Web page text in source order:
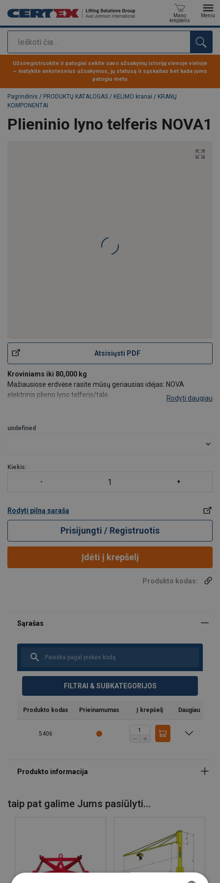
Paieška
Mano
krepšelis
Meniu
Produktas buvo pridėtas prie jūsų užklausos
Užsiregistruokite ir patogiai sekite savo užsakymų istoriją vienoje vietoje
– matykite ankstesnius užsakymus, jų statusą ir sąskaitas bet kada jums
patogiu metu
Pagrindinis / PRODUKTŲ KATALOGAS / KĖLIMO kranai / KRANŲ
KOMPONENTAI
Plieninio lyno telferis NOVA1
Atsisiųsti PDF
Kroviniams iki 80,000 kg
Mažiausiose erdvėse rasite mūsų geriausias idėjas: NOVA
elektrinis plieno lyno telferis/talė.
Kompaktiškas dizainas ir optimalūs požiūris į išmatavimus.
Rodyti daugiau
undefined
Kiekis:
Rodyti pilną sąrašą
Prisijungti / Registruotis
Įdėti į krepšelį
Produkto kodas:
FILTRAI & SUBKATEGORIJOS
Produkto kodas Prieinamumas Į krepšelį Daugiau
5406
taip pat galime Jums pasiūlyti...